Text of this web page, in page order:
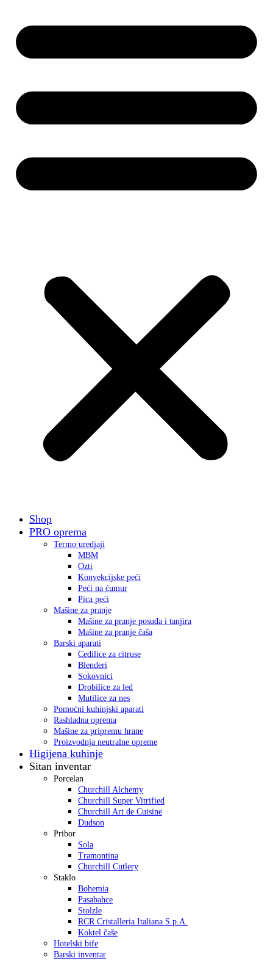
Shop
PRO oprema
Termo uredjaji
MBM
Ozti
Konvekcijske peći
Peći na ćumur
Pica peći
Mašine za pranje
Mašine za pranje posuđa i tanjira
Mašine za pranje čaša
Barski aparati
Cedilice za citruse
Blenderi
Sokovnici
Drobilice za led
Mutilice za nes
Pomoćni kuhinjski aparati
Rashladna oprema
Mašine za pripremu hrane
Proizvodnja neutralne opreme
Higijena kuhinje
Sitan inventar
Porcelan
Churchill Alchemy
Churchill Super Vitrified
Churchill Art de Cuisine
Dudson
Pribor
Sola
Tramontina
Churchill Cutlery
Staklo
Bohemia
Pasabahce
Stolzle
RCR Cristalleria Italiana S.p.A.
Koktel čaše
Hotelski bife
Barski inventar